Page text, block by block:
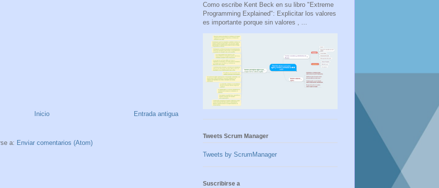
Entrada antigua
Inicio
a: Enviar comentarios (Atom)
Como escribe Kent Beck en su libro "Extreme
Programming Explained": Explicitar los valores
es importante porque sin valores , ...
Tweets Scrum Manager
Tweets by ScrumManager
Suscribirse a